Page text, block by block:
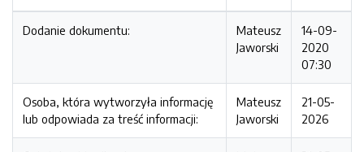
Dodanie dokumentu:
Mateusz
Jaworski
14-09-
2020
07:30
Osoba, która wytworzyła informację
lub odpowiada za treść informacji:
Mateusz
Jaworski
21-05-
2026